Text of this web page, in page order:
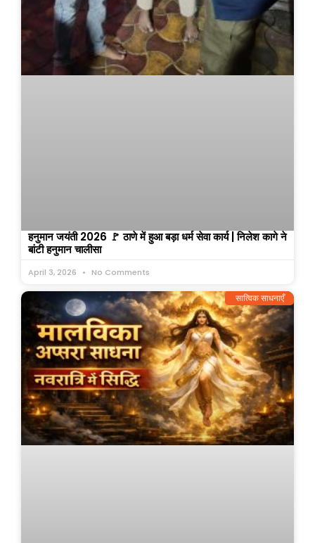
हनुमान जयंती 2026 🚩 ठाणे में हुआ बड़ा धर्म सेवा कार्य | निलेश कागे ने
बांटी हनुमान चालीसा
April 3, 2026 No Comments
सात्विक साधनाएँ